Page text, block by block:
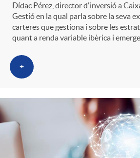
Dídac Pérez, director d'inversió a
Gestió en la qual parla sobre la seva
carteres que gestiona i sobre les
quant a renda variable ibèrica i
+